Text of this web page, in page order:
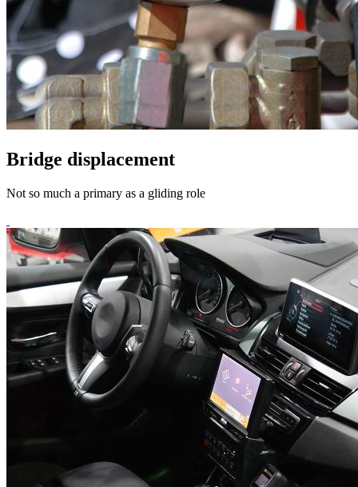
Bridge displacement
Not so much a primary as a gliding role